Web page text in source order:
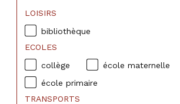
LOISIRS
bibliothèque
ECOLES
collège
école maternelle
école primaire
TRANSPORTS